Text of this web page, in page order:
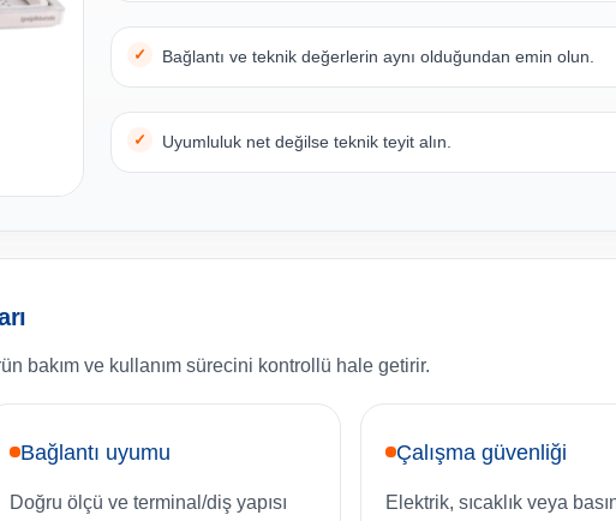
Bağlantı ve teknik değerlerin aynı olduğundan emin olun.
Uyumluluk net değilse teknik teyit alın.
bakım ve kullanım sürecini kontrollü hale getirir.
Bağlantı uyumu
Doğru ölçü ve terminal/diş yapısı
Çalışma güvenliği
Elektrik, sıcaklık veya